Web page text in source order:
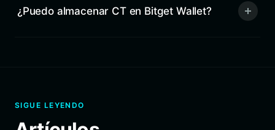
¿Puedo almacenar CT en Bitget Wallet?
SIGUE LEYENDO